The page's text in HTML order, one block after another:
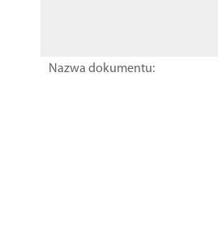
Nazwa dokumentu: